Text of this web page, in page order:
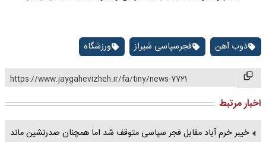
ذوب آهن فجرسپاسی شیراز ورزشگاه
https://www.jaygahevizheh.ir/fa/tiny/news-7721
اخبار مرتبط
خیبر خرم آباد مقابل فجر سپاسی متوقف شد اما همچنان صدرنشین ماند